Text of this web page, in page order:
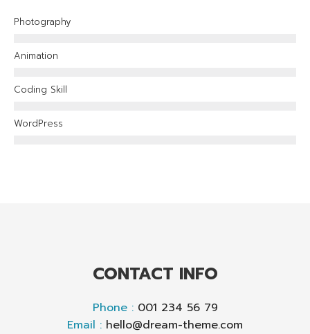
Photography
Animation
Coding Skill
WordPress
CONTACT INFO
Phone : 001 234 56 79
Email : hello@dream-theme.com